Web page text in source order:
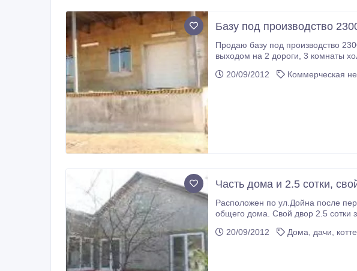
Базу под производство
Продаю базу под производство
выходом на 2 дороги, 3 комнаты холодильник по 500 м3, подвал и склад 864 кв.м, рампа, электрическая станция, 2 колодца
20/09/2012
Коммерческая
Часть дома и 2.5 сотки,
Расположен по ул.Дойна после перекрестка с ул.Соколень, не доезжая до
общего дома. Свой двор 2.5 сотки земли.
Интернет.
20/09/2012 Дома, дачи,